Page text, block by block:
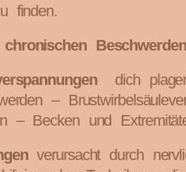
finden.
chronischen Beschwerden
dich
–
– Becken und
verursacht durch